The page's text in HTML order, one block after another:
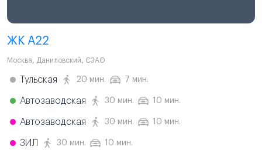
ЖК А22
Москва, Даниловский, СЗАО
Тульская 20 мин. 7 мин.
Автозаводская 30 мин. 10 мин.
Автозаводская 30 мин. 10 мин.
ЗИЛ 30 мин. 10 мин.